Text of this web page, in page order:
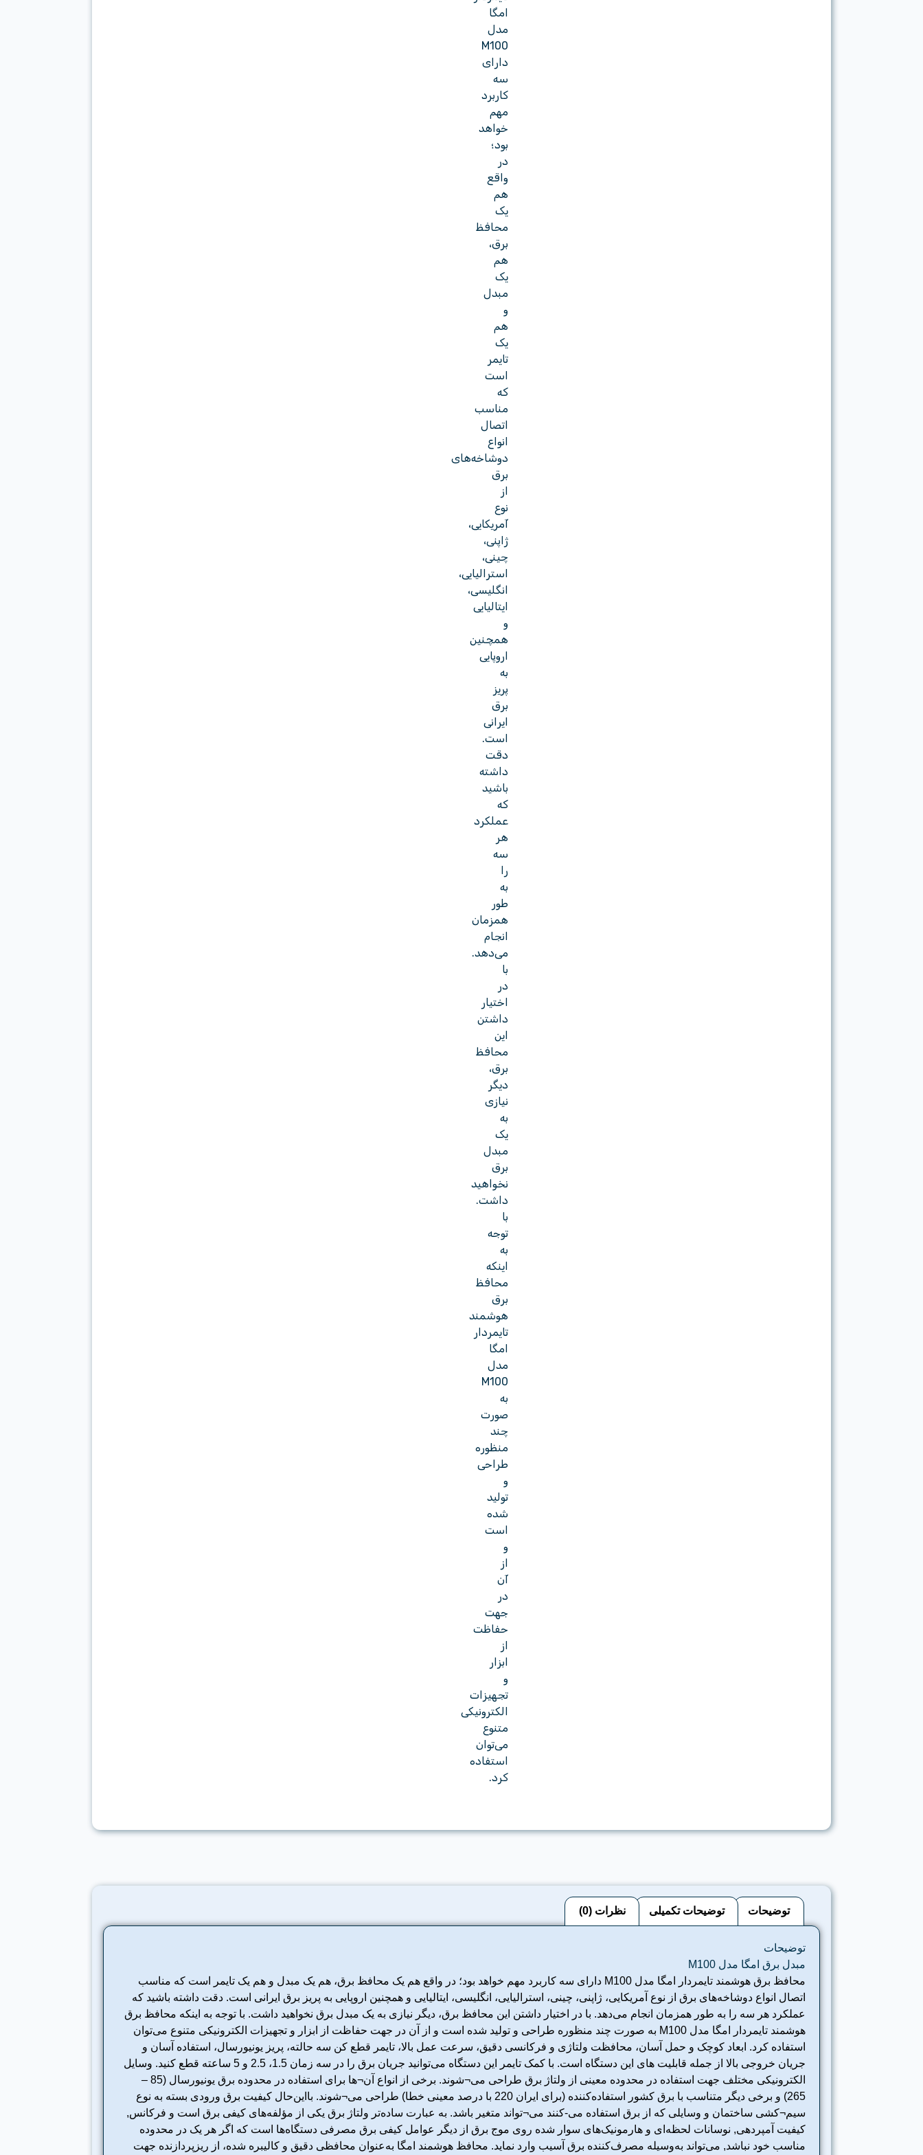
امگا
مدل
M100
دارای
سه
کاربرد
مهم
خواهد
بود؛
در
واقع
هم
یک
محافظ
برق،
هم
یک
مبدل
و
هم
یک
تایمر
است
که
مناسب
اتصال
انواع
دوشاخه‌های
برق
از
نوع
آمریکایی،
ژاپنی،
چینی،
استرالیایی،
انگلیسی،
ایتالیایی
و
همچنین
اروپایی
به
پریز
برق
ایرانی
است.
دقت
داشته
باشید
که
عملکرد
هر
سه
را
به
طور
همزمان
انجام
می‌دهد.
با
در
اختیار
داشتن
این
محافظ
برق،
دیگر
نیازی
به
یک
مبدل
برق
نخواهید
داشت.
با
توجه
به
اینکه
محافظ
برق
هوشمند
تایمردار
امگا
مدل
M100
به
صورت
چند
منظوره
طراحی
و
تولید
شده
است
و
از
آن
در
جهت
حفاظت
از
ابزار
و
تجهیزات
الکترونیکی
متنوع
می‌توان
استفاده
کرد.
توضیحات توضیحات تکمیلی نظرات (0)
توضیحات
مبدل برق امگا مدل M100
محافظ برق هوشمند تایمردار امگا مدل M100 دارای سه کاربرد مهم خواهد بود؛ در واقع هم یک محافظ برق، هم یک مبدل و هم یک تایمر است که مناسب
اتصال انواع دوشاخه‌های برق از نوع آمریکایی، ژاپنی، چینی، استرالیایی، انگلیسی، ایتالیایی و همچنین اروپایی به پریز برق ایرانی است. دقت داشته باشید که
عملکرد هر سه را به طور همزمان انجام می‌دهد. با در اختیار داشتن این محافظ برق، دیگر نیازی به یک مبدل برق نخواهید داشت. با توجه به اینکه محافظ برق
هوشمند تایمردار امگا مدل M100 به صورت چند منظوره طراحی و تولید شده است و از آن در جهت حفاظت از ابزار و تجهیزات الکترونیکی متنوع می‌توان
استفاده کرد. ابعاد کوچک و حمل آسان، محافظت ولتاژی و فرکانسی دقیق، سرعت عمل بالا، تایمر قطع کن سه حالته، پریز یونیورسال، استفاده آسان و
جریان خروجی بالا از جمله قابلیت های این دستگاه است. با کمک تایمر این دستگاه می‌توانید جریان برق را در سه زمان 1.5، 2.5 و 5 ساعته قطع کنید. وسایل
الکترونیکی مختلف جهت استفاده در محدوده معینی از ولتاژ برق طراحی می‌¬شوند. برخی از انواع آن¬‌ها برای استفاده در محدوده برق یونیورسال (85 –
265) و برخی دیگر متناسب با برق کشور استفاده‌کننده (برای ایران 220 با درصد معینی خطا) طراحی می¬شوند. بااین‌حال کیفیت برق ورودی بسته به نوع
سیم¬‌کشی ساختمان و وسایلی که از برق استفاده می-‌کنند می‌¬تواند متغیر باشد. به عبارت ساده‌تر ولتاژ برق یکی از مؤلفه‌های کیفی برق است و فرکانس,
کیفیت آمپردهی, نوسانات لحظه‌ای و هارمونیک‌های سوار شده روی موج برق از دیگر عوامل کیفی برق مصرفی دستگاه‌ها است که اگر هر یک در محدوده
مناسب خود نباشد, می‌تواند به‌وسیله مصرف‌کننده برق آسیب وارد نماید. محافظ هوشمند امگا به‌عنوان محافظی دقیق و کالیبره شده، از ریزپردازنده جهت